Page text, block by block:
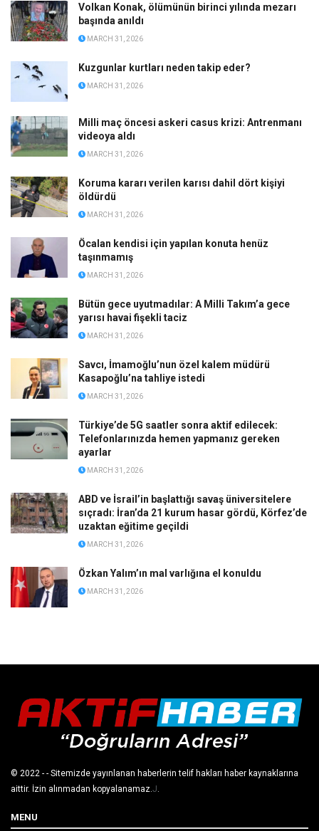
Volkan Konak, ölümünün birinci yılında mezarı
başında anıldı
MARCH 31, 2026
Kuzgunlar kurtları neden takip eder?
MARCH 31, 2026
Milli maç öncesi askeri casus krizi: Antrenmanı
videoya aldı
MARCH 31, 2026
Koruma kararı verilen karısı dahil dört kişiyi
öldürdü
MARCH 31, 2026
Öcalan kendisi için yapılan konuta henüz
taşınmamış
MARCH 31, 2026
Bütün gece uyutmadılar: A Milli Takım’a gece
yarısı havai fişekli taciz
MARCH 31, 2026
Savcı, İmamoğlu’nun özel kalem müdürü
Kasapoğlu’na tahliye istedi
MARCH 31, 2026
Türkiye’de 5G saatler sonra aktif edilecek:
Telefonlarınızda hemen yapmanız gereken
ayarlar
MARCH 31, 2026
ABD ve İsrail’in başlattığı savaş üniversitelere
sıçradı: İran’da 21 kurum hasar gördü, Körfez’de
uzaktan eğitime geçildi
MARCH 31, 2026
Özkan Yalım’ın mal varlığına el konuldu
MARCH 31, 2026
© 2022 - - Sitemizde yayınlanan haberlerin telif hakları haber kaynaklarına
aittir. İzin alınmadan kopyalanamaz. J
MENU